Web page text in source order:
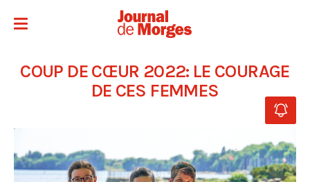
COUP DE CŒUR 2022: LE COURAGE
DE CES FEMMES